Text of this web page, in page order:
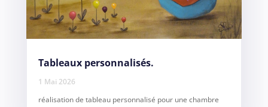
Tableaux personnalisés.
1 Mai 2026
réalisation de tableau personnalisé pour une chambre